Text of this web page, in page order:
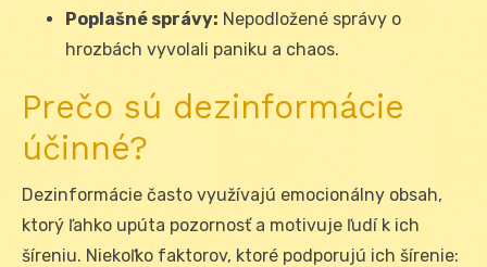
Poplašné správy: Nepodložené správy o
hrozbách vyvolali paniku a chaos.
Prečo sú dezinformácie
účinné?
Dezinformácie často využívajú emocionálny obsah,
ktorý ľahko upúta pozornosť a motivuje ľudí k ich
šíreniu. Niekoľko faktorov, ktoré podporujú ich šírenie: